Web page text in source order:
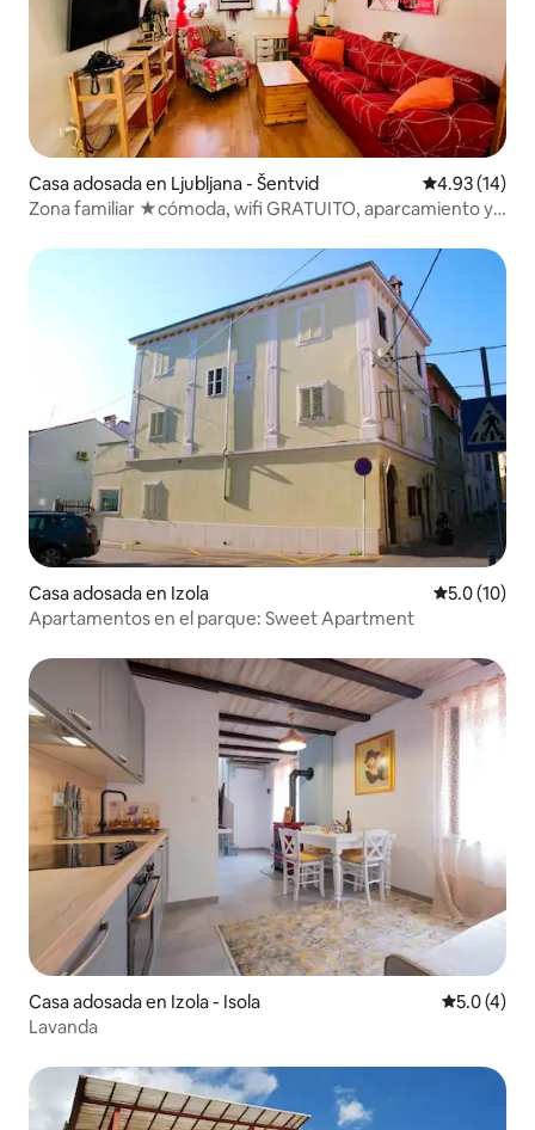
Casa adosada en Ljubljana - Šentvid Calificación
4.93 (14)
Zona familiar ★cómoda, wifi GRATUITO, aparcamiento y
Casa adosada en Izola Calificación
5.0 (10)
Apartamentos en el parque: Sweet Apartment
Casa adosada en Izola - Isola
5.0 (4)
Lavanda